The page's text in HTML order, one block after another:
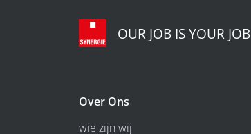
OUR JOB IS YOUR JOB
Over Ons
wie zijn wij